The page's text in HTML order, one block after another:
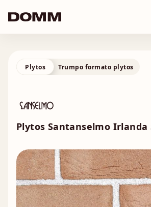
content
Plytos Trumpo formato plytos
Plytos Santanselmo Irlanda